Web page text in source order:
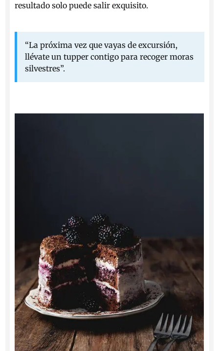
resultado solo puede salir exquisito.
“La próxima vez que vayas de excursión,
llévate un tupper contigo para recoger moras
silvestres”.